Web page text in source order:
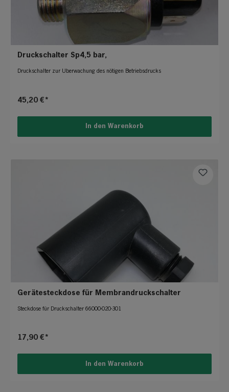
Druckschalter Sp4,5 bar,
Druckschalter zur Überwachung des nötigen Betriebsdrucks
45,20 €*
In den Warenkorb
Gerätesteckdose für Membrandruckschalter
Steckdose für Druckschalter 66000-020-301
17,90 €*
In den Warenkorb